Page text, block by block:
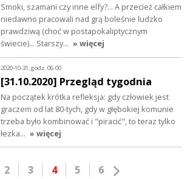
Smoki, szamani czy inne elfy?... A przecież całkiem
niedawno pracowali nad grą boleśnie ludzko
prawdziwą (choć w postapokaliptycznym
świecie)... Starszy… » więcej
2020-10-31, godz. 06:00
[31.10.2020] Przegląd tygodnia
Na początek krótka refleksja: gdy człowiek jest
graczem od lat 80-tych, gdy w głębokiej komunie
trzeba było kombinować i "piracić", to teraz tylko
łezka… » więcej
2 3 4 5 6